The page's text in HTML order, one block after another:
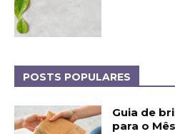
POSTS POPULARES
Guia de
para o